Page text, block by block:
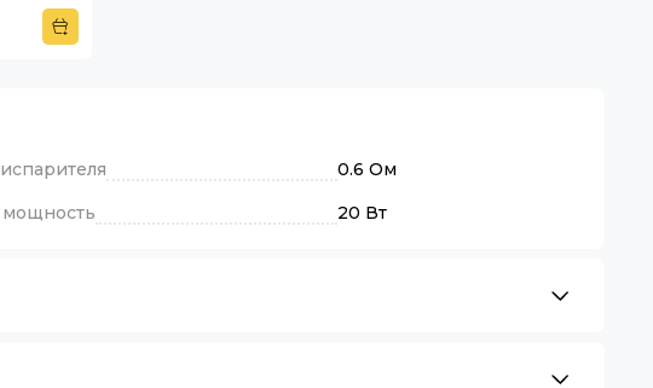
0.6 Ом
20 Вт